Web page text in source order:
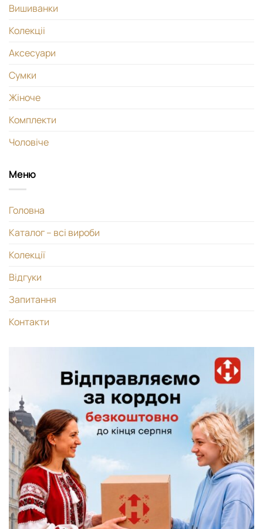
Вишиванки
Колекціі
Аксесуари
Сумки
Жіноче
Комплекти
Чоловіче
Меню
Головна
Каталог – всі вироби
Колекції
Відгуки
Запитання
Контакти